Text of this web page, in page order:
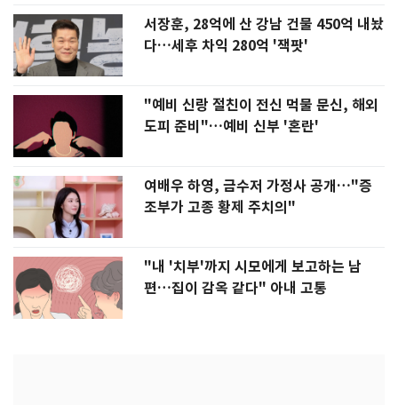
서장훈, 28억에 산 강남 건물 450억 내놨
다…세후 차익 280억 '잭팟'
"예비 신랑 절친이 전신 먹물 문신, 해외
도피 준비"…예비 신부 '혼란'
여배우 하영, 금수저 가정사 공개…"증
조부가 고종 황제 주치의"
"내 '치부'까지 시모에게 보고하는 남
편…집이 감옥 같다" 아내 고통